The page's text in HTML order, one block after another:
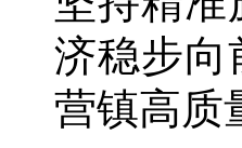
济稳步向
营镇高质